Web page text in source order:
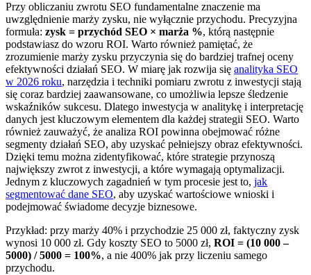
Przy obliczaniu zwrotu SEO fundamentalne znaczenie ma
uwzględnienie marży zysku, nie wyłącznie przychodu. Precyzyjna
formuła: zysk = przychód SEO × marża %, którą następnie
podstawiasz do wzoru ROI. Warto również pamiętać, że
zrozumienie marży zysku przyczynia się do bardziej trafnej oceny
efektywności działań SEO. W miarę jak rozwija się analityka SEO
w 2026 roku, narzędzia i techniki pomiaru zwrotu z inwestycji stają
się coraz bardziej zaawansowane, co umożliwia lepsze śledzenie
wskaźników sukcesu. Dlatego inwestycja w analitykę i interpretację
danych jest kluczowym elementem dla każdej strategii SEO. Warto
również zauważyć, że analiza ROI powinna obejmować różne
segmenty działań SEO, aby uzyskać pełniejszy obraz efektywności.
Dzięki temu można zidentyfikować, które strategie przynoszą
największy zwrot z inwestycji, a które wymagają optymalizacji.
Jednym z kluczowych zagadnień w tym procesie jest to, jak
segmentować dane SEO, aby uzyskać wartościowe wnioski i
podejmować świadome decyzje biznesowe.
Przykład: przy marży 40% i przychodzie 25 000 zł, faktyczny zysk
wynosi 10 000 zł. Gdy koszty SEO to 5000 zł, ROI = (10 000 –
5000) / 5000 = 100%, a nie 400% jak przy liczeniu samego
przychodu.